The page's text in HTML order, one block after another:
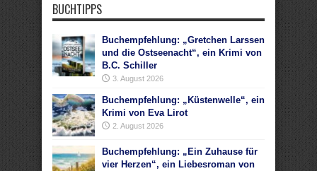
BUCHTIPPS
Buchempfehlung: „Gretchen Larssen
und die Ostseenacht“, ein Krimi von
B.C. Schiller
3. August 2026
Buchempfehlung: „Küstenwelle“, ein
Krimi von Eva Lirot
2. August 2026
Buchempfehlung: „Ein Zuhause für
vier Herzen“, ein Liebesroman von